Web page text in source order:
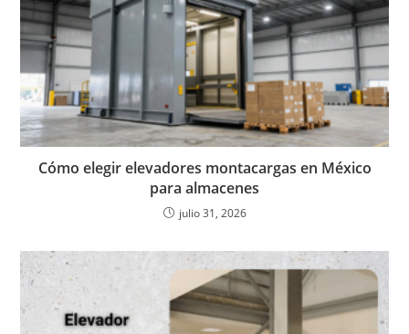
Cómo elegir elevadores montacargas en México
para almacenes
julio 31, 2026